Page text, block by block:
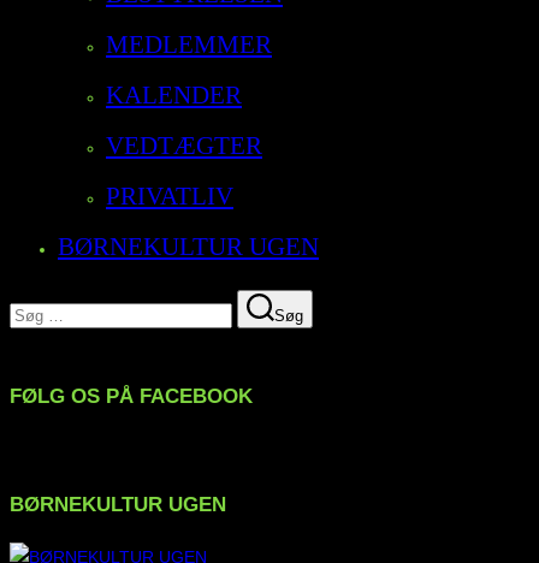
MEDLEMMER
KALENDER
VEDTÆGTER
PRIVATLIV
BØRNEKULTUR UGEN
Søg
efter:
Søg
FØLG OS PÅ FACEBOOK
BØRNEKULTUR UGEN